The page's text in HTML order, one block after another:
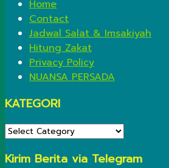
Home
Contact
Jadwal Salat & Imsakiyah
Hitung Zakat
Privacy Policy
NUANSA PERSADA
KATEGORI
KATEGORI
Kirim Berita via Telegram